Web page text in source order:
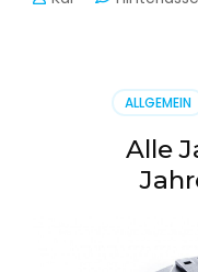
ALLGEMEIN
Alle